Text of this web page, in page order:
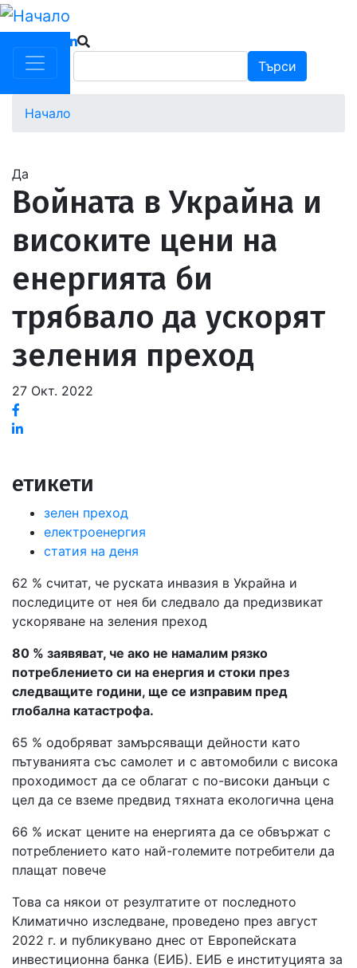
Премини
към
основното
съдържание
Търси
Начало
снимка
Да
Войната в Украйна и
високите цени на
енергията би
трябвало да ускорят
зеления преход
27 Окт. 2022
етикети
зелен преход
електроенергия
статия на деня
62 % считат, че руската инвазия в Украйна и
последиците от нея би следвало да предизвикат
ускоряване на зеления преход
80 % заявяват, че ако не намалим рязко
потреблението си на енергия и стоки през
следващите години, ще се изправим пред
глобална катастрофа.
65 % одобряват замърсяващи дейности като
пътуванията със самолет и с автомобили с висока
проходимост да се облагат с по-високи данъци с
цел да се вземе предвид тяхната екологична цена
66 % искат цените на енергията да се обвържат с
потреблението като най-големите потребители да
плащат повече
Това са някои от резултатите от последното
Климатично изследване, проведено през август
2022 г. и публикувано днес от Европейската
инвестиционна банка (ЕИБ). ЕИБ е институцията за